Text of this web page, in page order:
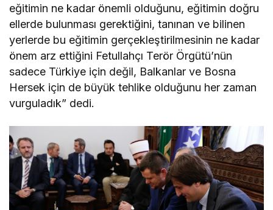
eğitimin ne kadar önemli olduğunu, eğitimin doğru
ellerde bulunması gerektiğini, tanınan ve bilinen
yerlerde bu eğitimin gerçekleştirilmesinin ne kadar
önem arz ettiğini Fetullahçı Terör Örgütü’nün
sadece Türkiye için değil, Balkanlar ve Bosna
Hersek için de büyük tehlike olduğunu her zaman
vurguladık” dedi.